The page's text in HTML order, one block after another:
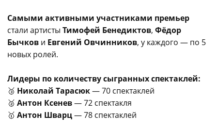
Самыми активными участниками премьер
стали артисты Тимофей Бенедиктов, Фёдор
Бычков и Евгений Овчинников, у каждого — по 5
новых ролей.
Лидеры по количеству сыгранных спектаклей:
🥉 Николай Тарасюк— 70 спектаклей
🥈 Антон Ксенев— 72 спектакля
🥇 Антон Шварц— 78 спектаклей